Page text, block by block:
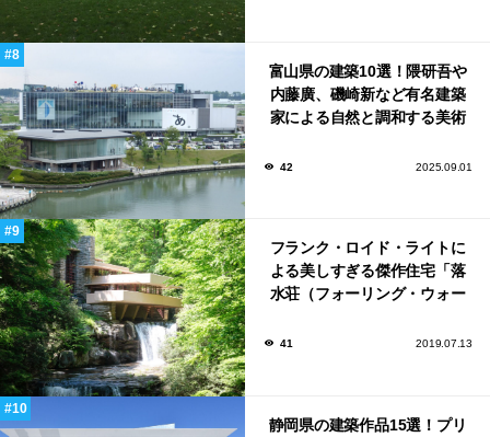
富山県の建築10選！隈研吾や
内藤廣、磯崎新など有名建築
家による自然と調和する美術
42 2025.09.01
フランク・ロイド・ライトに
よる美しすぎる傑作住宅「落
水荘（フォーリング・ウォー
41 2019.07.13
静岡県の建築作品15選！プリ